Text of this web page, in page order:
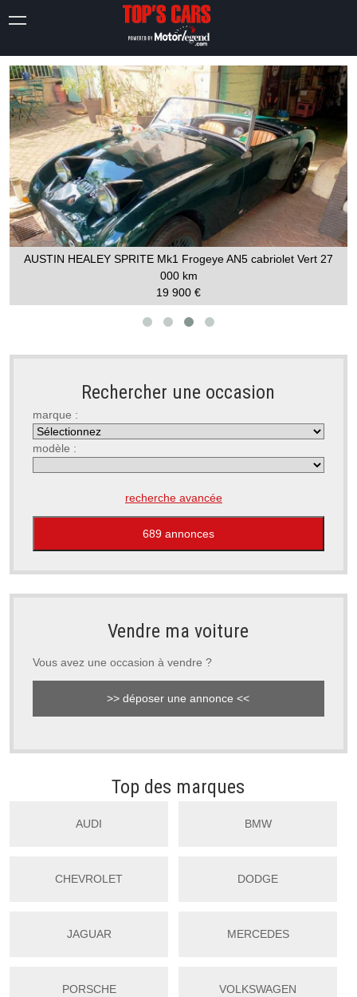
AUSTIN HEALEY SPRITE Mk1 Frogeye AN5 cabriolet Vert 27
000 km
19 900 €
Rechercher une occasion
marque :
modèle :
recherche avancée
Vendre ma voiture
Vous avez une occasion à vendre ?
>> déposer une annonce <<
Top des marques
AUDI BMW
CHEVROLET DODGE
JAGUAR MERCEDES
PORSCHE VOLKSWAGEN